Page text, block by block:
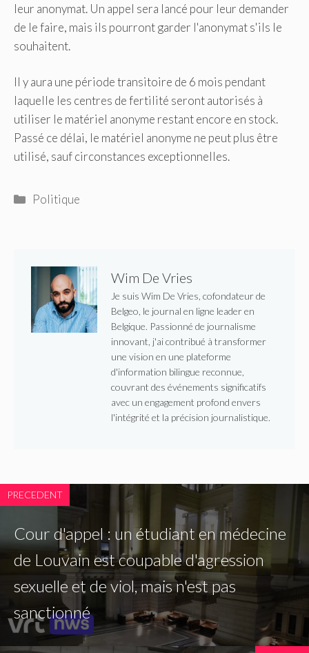
leur anonymat. Un appel sera lancé pour leur demander
de le faire, mais ils pourront garder l'anonymat s'ils le
souhaitent.
Il y aura une période transitoire de 6 mois pendant
laquelle les centres de fertilité seront autorisés à
utiliser le matériel anonyme restant encore en stock.
Passé ce délai, le matériel anonyme ne peut plus être
utilisé, sauf circonstances exceptionnelles.
Catégories
Politique
Wim De Vries
Je suis Wim De Vries, cofondateur de
Belgeo, le journal en ligne leader en
Belgique. Passionné de journalisme
innovant, j'ai contribué à transformer
une vision en une plateforme
d'information bilingue reconnue,
couvrant des événements significatifs
avec un engagement profond envers
l'intégrité et la précision journalistique.
PRECEDENT
Cour d'appel : un étudiant en médecine
de Louvain est coupable d'agression
sexuelle et de viol, mais n'est pas
sanctionné